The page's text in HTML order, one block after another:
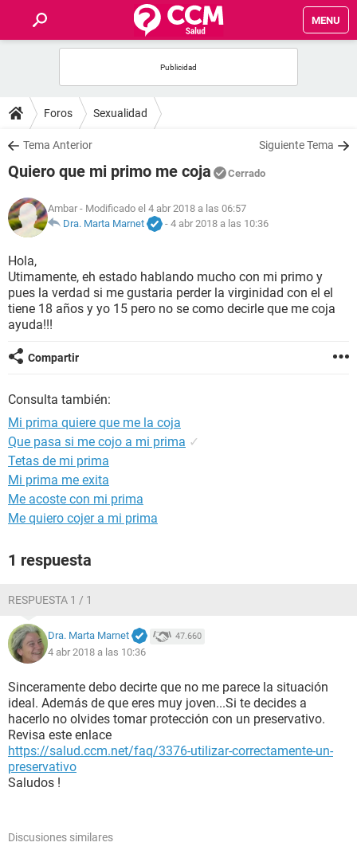
MENU
FOROS
SALUD
FAMILIA
NUTRICIÓN
BIENESTAR
SEXUALIDAD
GLOSARIO
Foros Sexualidad
Tema Anterior Siguiente Tema
Quiero que mi primo me coja Cerrado
Ambar - Modificado el 4 abr 2018 a las 06:57
Dra. Marta Marnet
- 4 abr 2018 a las 10:36
Hola,
Utimamente, eh estado hablando mucho con mi primo y
pues la verdad si me gustaria perder la virginidad con el el
tiene 18 años y yo 15 pero no se como decirle que me coja
ayuda!!!
Compartir
Consulta también:
Mi prima quiere que me la coja
Que pasa si me cojo a mi prima ✓
Tetas de mi prima
Mi prima me exita
Me acoste con mi prima
Me quiero cojer a mi prima
1 respuesta
RESPUESTA 1 / 1
Dra. Marta Marnet 47.660
4 abr 2018 a las 10:36
Sinceramente debo decirte que no me parece la situación
ideal. Además de que eres muy joven...Si te decides a
hacerlo no olvides tomar protección con un preservativo.
Revisa este enlace
https://salud.ccm.net/faq/3376-utilizar-correctamente-un-
preservativo
Saludos !
Discusiones similares